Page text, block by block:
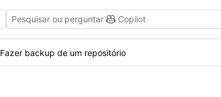
Pesquisar ou perguntar Copilot
Fazer backup de um repositório